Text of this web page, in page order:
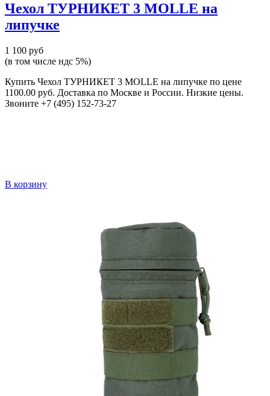
Чехол ТУРНИКЕТ 3 MOLLE на
липучке
1 100 руб
(в том числе ндс 5%)
Купить Чехол ТУРНИКЕТ 3 MOLLE на липучке по цене
1100.00 руб. Доставка по Москве и России. Низкие цены.
Звоните +7 (495) 152-73-27
В корзину